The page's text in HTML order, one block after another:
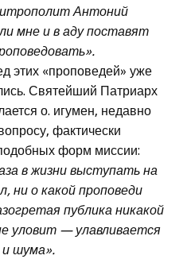
Антоний
мне и в аду поставят
этих «проповедей» уже
Святейший Патриарх
о. игумен, недавно
фактически
форм миссии:
в жизни выступать на
ни о какой проповеди
публика никакой
уловит — улавливается
и шума».